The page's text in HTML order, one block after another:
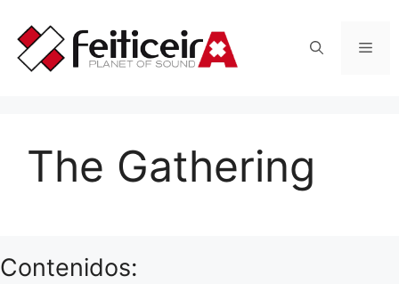
contenido
The Gathering
Contenidos: